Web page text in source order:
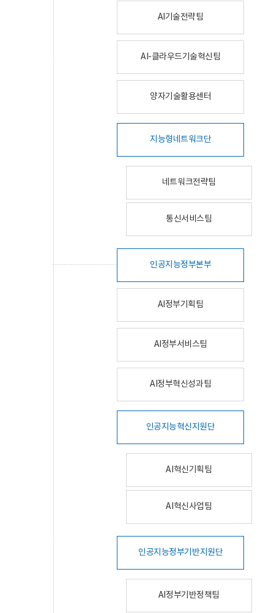
AI기술전략팀
AI-클라우드기술혁신팀
양자기술활용센터
지능형네트워크단
네트워크전략팀
통신서비스팀
인공지능정부본부
AI정부기획팀
AI정부서비스팀
AI정부혁신성과팀
인공지능혁신지원단
AI혁신기획팀
AI혁신사업팀
인공지능정부기반지원단
AI정부기반정책팀